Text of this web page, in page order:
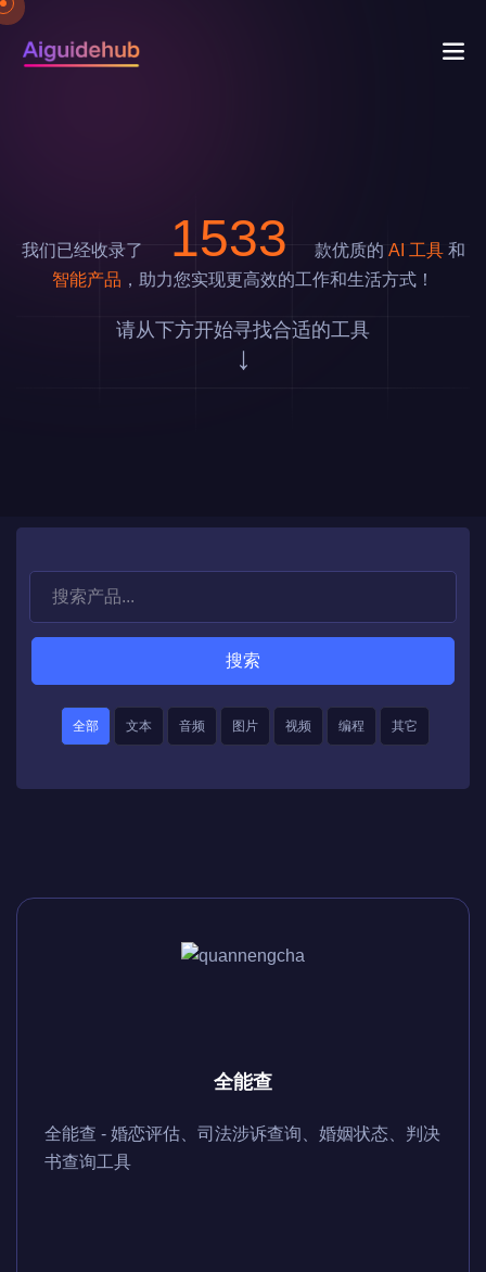
我们已经收录了 1824 款优质的 AI 工具和
智能产品 ，助力您实现更高效的工作和生活方式！
请从下方开始寻找合适的工具
↓
搜索
全部 文本 音频 图片 视频 编程 其它
全能查
全能查 - 婚恋评估、司法涉诉查询、婚姻状态、判决
书查询工具